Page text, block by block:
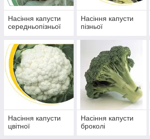
Насіння капусти
середньопізньої
Насіння капусти
пізньої
Насіння капусти
цвітної
Насіння капусти
броколі